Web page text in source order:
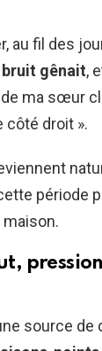
au fil des
gênait,
de ma sœur
côté droit ».
période
source de